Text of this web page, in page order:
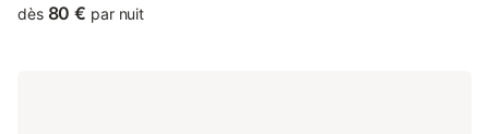
avec meuble lavabo et un wc
dès 80 € par nuit